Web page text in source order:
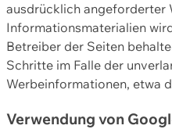
ausdrücklich angeforderter
Informationsmaterialien
Betreiber der Seiten
Schritte im Falle der
Werbeinformationen, etwa
Verwendung von